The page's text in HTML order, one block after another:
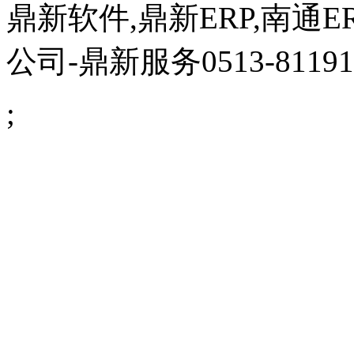
鼎新软件,鼎新ERP,南通
公司 -鼎新服务0513-
;